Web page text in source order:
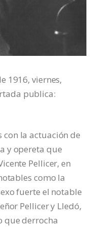
1916, viernes,
publica:
la actuación de
y opereta que
Pellicer, en
como la
fuerte el notable
Pellicer y Lledó,
que derrocha